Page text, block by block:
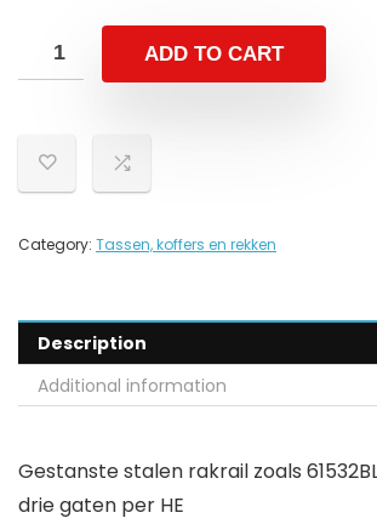
ADD TO CART
Category: Tassen, koffers en rekken
Description
Additional information
Gestanste stalen rakrail zoals
drie gaten per HE